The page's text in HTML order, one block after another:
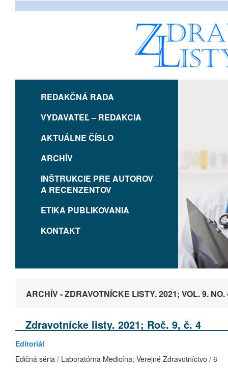
REDAKČNÁ RADA
VYDAVATEĽ – REDAKCIA
AKTUÁLNE ČÍSLO
ARCHÍV
INŠTRUKCIE PRE AUTOROV
A RECENZENTOV
ETIKA PUBLIKOVANIA
KONTAKT
ARCHÍV - ZDRAVOTNÍCKE LISTY. 2021; VOL. 9. NO.
Zdravotnícke listy. 2021; Roč. 9, č. 4
Editoriál
Edičná séria / Laboratórna Medicína; Verejné Zdravotníctvo / 6